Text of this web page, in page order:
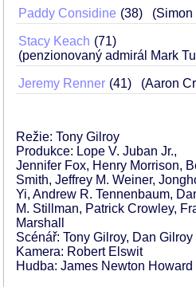
Paddy Considine 38 (Simon
Stacy Keach
71
(penzionovaný admirál Mark
Jeremy Renner 41 (Aaron
Režie: Tony Gilroy
Produkce: Lope V. Juban Jr.,
Jennifer Fox, Henry Morrison,
Smith, Jeffrey M. Weiner,
Yi, Andrew R. Tennenbaum,
M. Stillman, Patrick Crowley,
Marshall
Scénář: Tony Gilroy, Dan Gilroy
Kamera: Robert Elswit
Hudba: James Newton Howard